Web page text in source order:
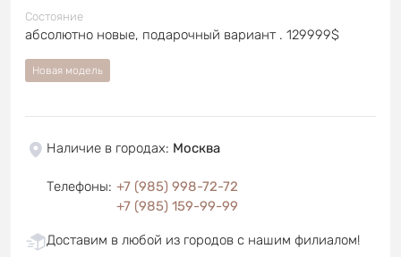
Состояние
абсолютно новые, подарочный вариант . 129999$
Новая модель
Наличие в городах: Москва
Телефоны: +7 (985) 998-72-72
+7 (985) 159-99-99
Доставим в любой из городов с нашим филиалом!